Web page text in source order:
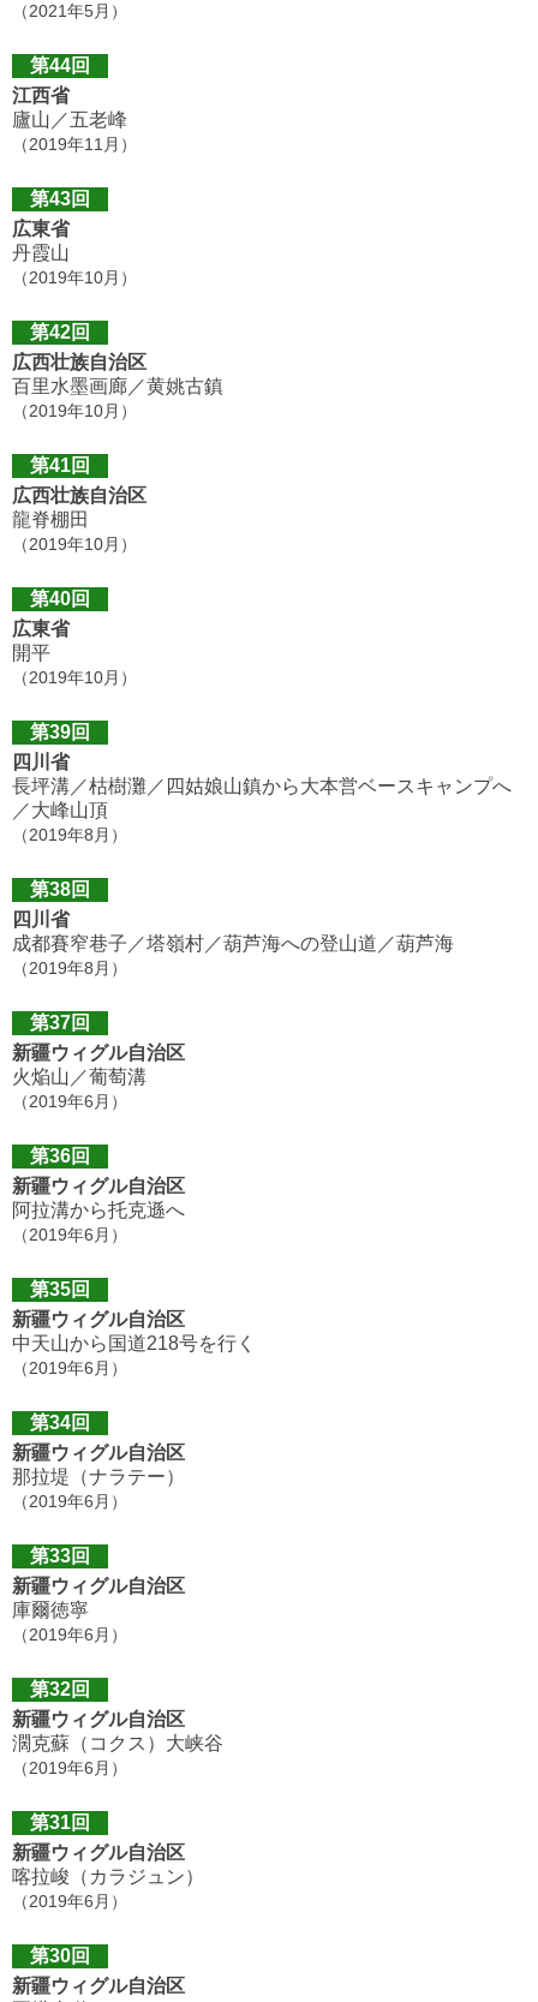
（2021年5月）
第44回
江西省
廬山／五老峰
（2019年11月）
第43回
広東省
丹霞山
（2019年10月）
第42回
広西壮族自治区
百里水墨画廊／黄姚古鎮
（2019年10月）
第41回
広西壮族自治区
龍脊棚田
（2019年10月）
第40回
広東省
開平
（2019年10月）
第39回
四川省
長坪溝／枯樹灘／四姑娘山鎮から大本営ベースキャンプへ
／大峰山頂
（2019年8月）
第38回
四川省
成都賽窄巷子／塔嶺村／葫芦海への登山道／葫芦海
（2019年8月）
第37回
新疆ウィグル自治区
火焔山／葡萄溝
（2019年6月）
第36回
新疆ウィグル自治区
阿拉溝から托克遜へ
（2019年6月）
第35回
新疆ウィグル自治区
中天山から国道218号を行く
（2019年6月）
第34回
新疆ウィグル自治区
那拉堤（ナラテー）
（2019年6月）
第33回
新疆ウィグル自治区
庫爾徳寧
（2019年6月）
第32回
新疆ウィグル自治区
濶克蘇（コクス）大峡谷
（2019年6月）
第31回
新疆ウィグル自治区
喀拉峻（カラジュン）
（2019年6月）
第30回
新疆ウィグル自治区